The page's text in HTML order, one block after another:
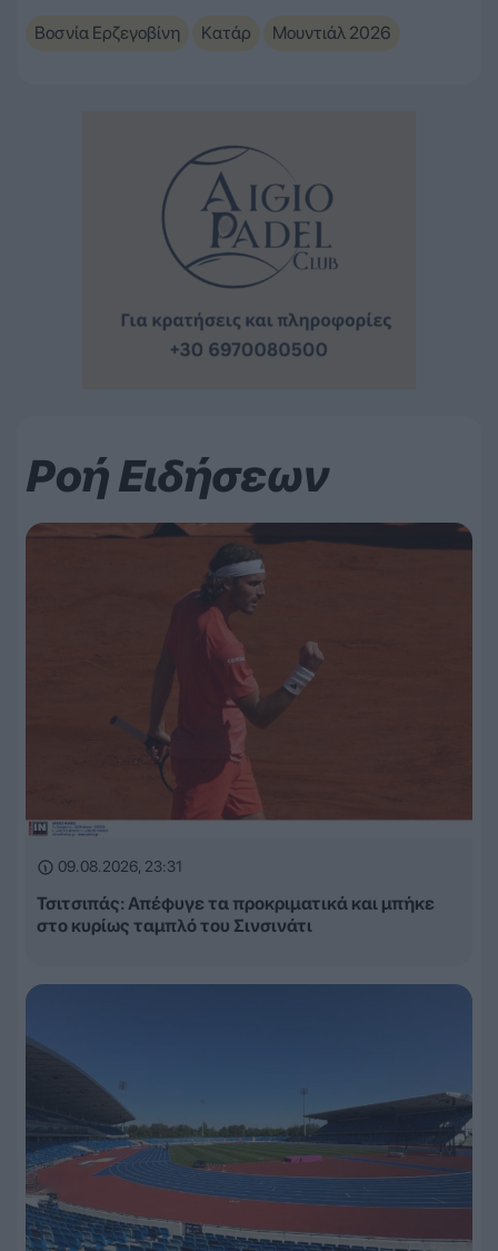
Βοσνία Ερζεγοβίνη Κατάρ Μουντιάλ 2026
Ροή Ειδήσεων
09.08.2026, 23:31
Τσιτσιπάς: Απέφυγε τα προκριματικά και μπήκε
στο κυρίως ταμπλό του Σινσινάτι